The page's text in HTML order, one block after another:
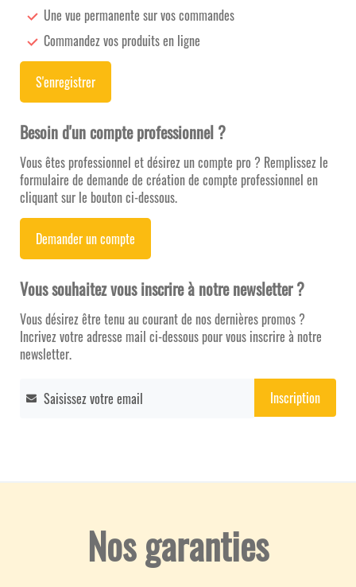
Une vue permanente sur vos commandes
Commandez vos produits en ligne
S'enregistrer
Besoin d'un compte professionnel ?
Vous êtes professionnel et désirez un compte pro ? Remplissez le
formulaire de demande de création de compte professionnel en
cliquant sur le bouton ci-dessous.
Demander un compte
Vous souhaitez vous inscrire à notre newsletter ?
Vous désirez être tenu au courant de nos dernières promos ?
Incrivez votre adresse mail ci-dessous pour vous inscrire à notre
newsletter.
Inscription
Nos garanties